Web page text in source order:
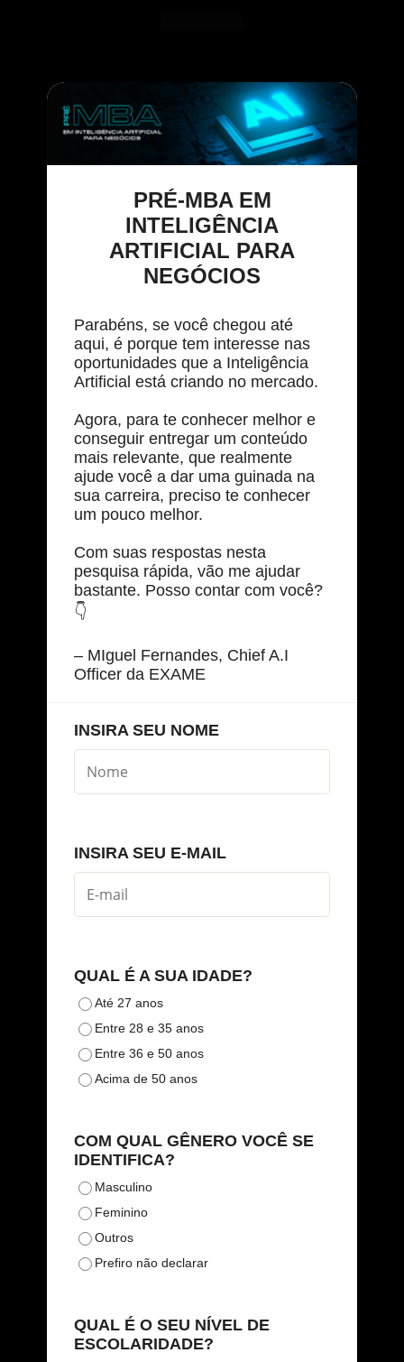
PRÉ-MBA EM
INTELIGÊNCIA
ARTIFICIAL PARA
NEGÓCIOS
Parabéns, se você chegou até
aqui, é porque tem interesse nas
oportunidades que a Inteligência
Artificial está criando no mercado.
Agora, para te conhecer melhor e
conseguir entregar um conteúdo
mais relevante, que realmente
ajude você a dar uma guinada na
sua carreira, preciso te conhecer
um pouco melhor.
Com suas respostas nesta
pesquisa rápida, vão me ajudar
bastante. Posso contar com você?
👇
– MIguel Fernandes, Chief A.I
Officer da EXAME
INSIRA SEU NOME
INSIRA SEU E-MAIL
QUAL É A SUA IDADE?
Até 27 anos
Entre 28 e 35 anos
Entre 36 e 50 anos
Acima de 50 anos
COM QUAL GÊNERO VOCÊ SE
IDENTIFICA?
Masculino
Feminino
Outros
Prefiro não declarar
QUAL É O SEU NÍVEL DE
ESCOLARIDADE?